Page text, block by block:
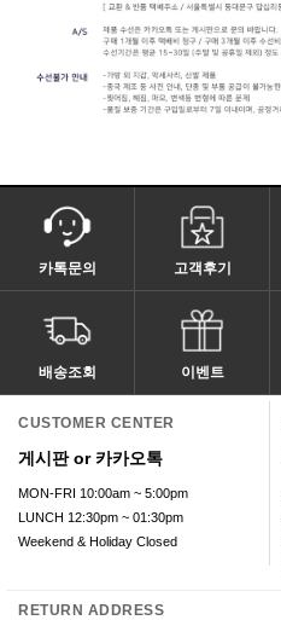
카톡문의 고객후기
배송조회 이벤트
CUSTOMER CENTER
게시판 or 카카오톡
MON-FRI 10:00am ~ 5:00pm
LUNCH 12:30pm ~ 01:30pm
Weekend & Holiday Closed
RETURN ADDRESS